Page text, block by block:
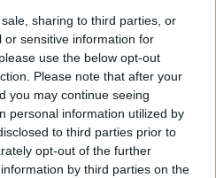
sharing to third parties, or
or sensitive information for
use the below opt-out
Please note that after your
you may continue seeing
personal information utilized by
to third parties prior to
opt-out of the further
by third parties on the
τα σχολεία
Καρπενησίου. Οι
ΚΔΑΠ και το ΚΔΑΠ
κανονικά.